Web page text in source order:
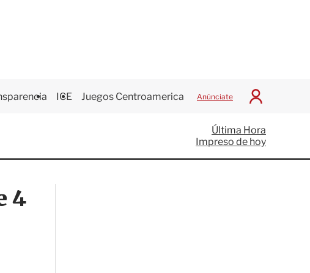
ICE Juegos CentroamericanosAnúnciate
I
c
i
a
Última Hora
Impreso de hoy
4